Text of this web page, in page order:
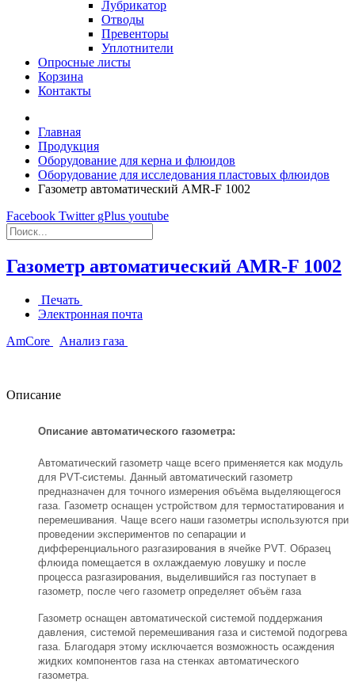
Лубрикатор
Отводы
Превенторы
Уплотнители
Опросные листы
Корзина
Контакты
Главная
Продукция
Оборудование для керна и флюидов
Оборудование для исследования пластовых флюидов
Газометр автоматический AMR-F 1002
Facebook Twitter gPlus youtube
Газометр автоматический AMR-F 1002
Печать
Электронная почта
AmCore
Анализ газа
Описание
Описание автоматического газометра:
Автоматический газометр чаще всего применяется как модуль
для PVT-системы. Данный автоматический газометр
предназначен для точного измерения объёма выделяющегося
газа. Газометр оснащен устройством для термостатирования и
перемешивания. Чаще всего наши газометры используются при
проведении экспериментов по сепарации и
дифференциального разгазирования в ячейке PVT. Образец
флюида помещается в охлаждаемую ловушку и после
процесса разгазирования, выделившийся газ поступает в
газометр, после чего газометр определяет объём газа
Газометр оснащен автоматической системой поддержания
давления, системой перемешивания газа и системой подогрева
газа. Благодаря этому исключается возможность осаждения
жидких компонентов газа на стенках автоматического
газометра.